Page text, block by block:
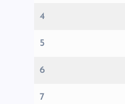
4
5
6
7